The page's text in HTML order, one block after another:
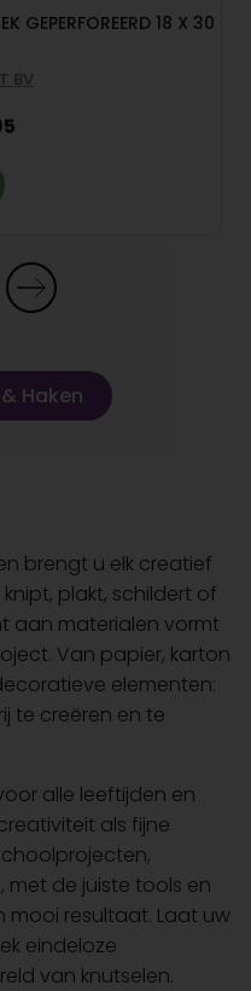
GEPERFOREERD 18 X 30
BV
Haken
brengt u elk creatief
plakt, schildert of
aan materialen vormt
Van papier, karton
elementen:
te creëren en te
alle leeftijden en
als fijne
de juiste tools en
mooi resultaat. Laat uw
eindeloze
van knutselen.